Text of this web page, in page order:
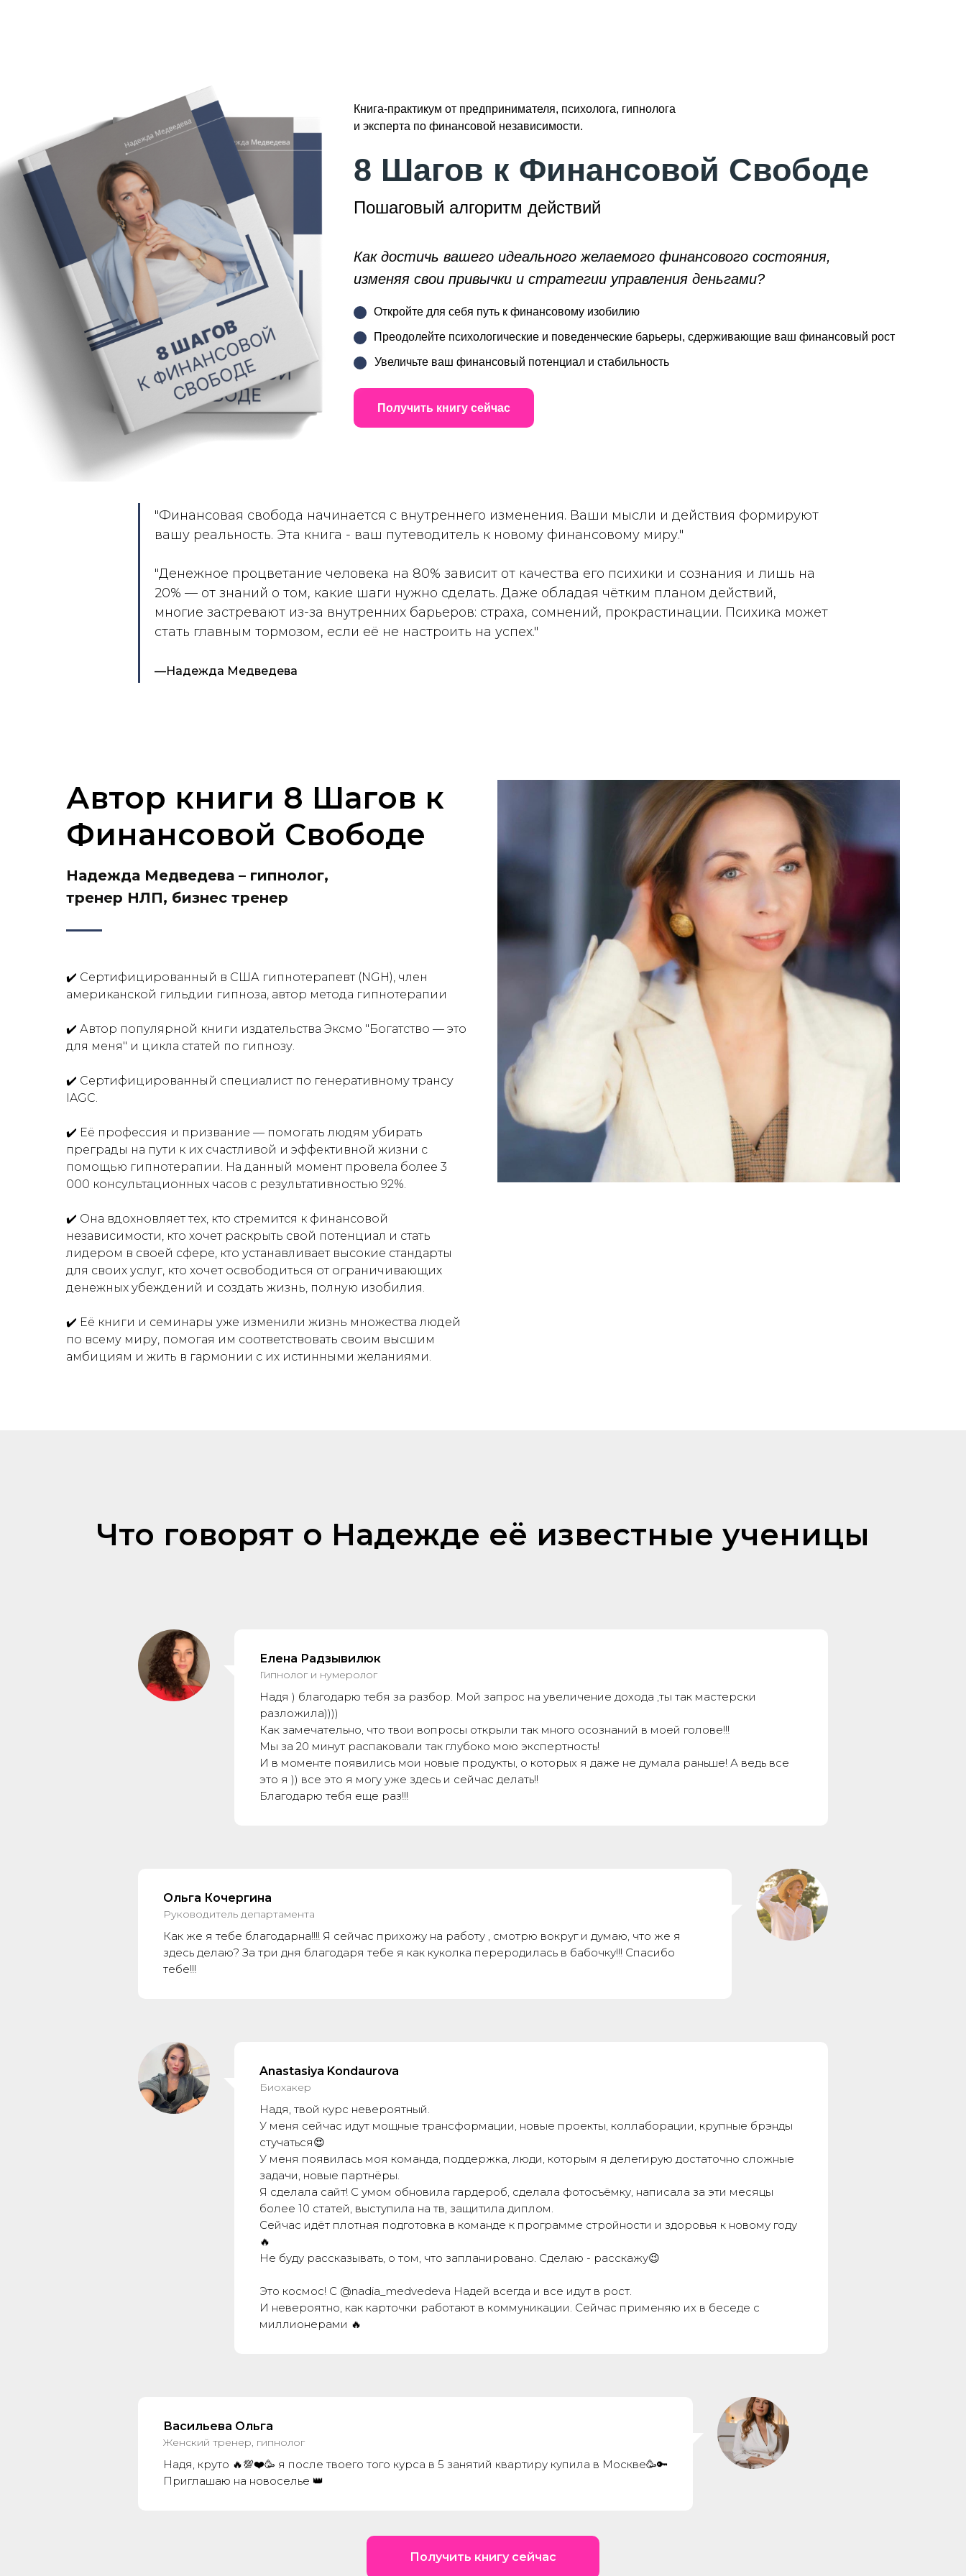
Книга-практикум от предпринимателя, психолога, гипнолога
и эксперта по финансовой независимости.
8 Шагов к Финансовой Свободе
Пошаговый алгоритм действий
Как достичь вашего идеального желаемого финансового состояния,
изменяя свои привычки и стратегии управления деньгами?
Увеличьте ваш финансовый потенциал и стабильность
Преодолейте психологические и поведенческие барьеры, сдерживающие ваш финансовый рост
Откройте для себя путь к финансовому изобилию
Получить книгу сейчас
"Финансовая свобода начинается с внутреннего изменения. Ваши мысли и действия формируют
вашу реальность. Эта книга - ваш путеводитель к новому финансовому миру."
"Денежное процветание человека на 80% зависит от качества его психики и сознания и лишь на
20% — от знаний о том, какие шаги нужно сделать. Даже обладая чётким планом действий,
многие застревают из-за внутренних барьеров: страха, сомнений, прокрастинации. Психика может
стать главным тормозом, если её не настроить на успех."
—Надежда Медведева
Автор книги 8 Шагов к
Финансовой Свободе
Надежда Медведева – гипнолог,
тренер НЛП, бизнес тренер
✔️ Сертифицированный в США гипнотерапевт (NGH), член
американской гильдии гипноза, автор метода гипнотерапии
✔️ Автор популярной книги издательства Эксмо "Богатство — это
для меня" и цикла статей по гипнозу.
✔️ Сертифицированный специалист по генеративному трансу
IAGC.
✔️ Её профессия и призвание — помогать людям убирать
преграды на пути к их счастливой и эффективной жизни с
помощью гипнотерапии. На данный момент провела более 3
000 консультационных часов с результативностью 92%.
✔️ Она вдохновляет тех, кто стремится к финансовой
независимости, кто хочет раскрыть свой потенциал и стать
лидером в своей сфере, кто устанавливает высокие стандарты
для своих услуг, кто хочет освободиться от ограничивающих
денежных убеждений и создать жизнь, полную изобилия.
✔️ Её книги и семинары уже изменили жизнь множества людей
по всему миру, помогая им соответствовать своим высшим
амбициям и жить в гармонии с их истинными желаниями.
Что говорят о Надежде её известные ученицы
Елена Радзывилюк
Гипнолог и нумеролог
Надя ) благодарю тебя за разбор. Мой запрос на увеличение дохода ,ты так мастерски
разложила))))
Как замечательно, что твои вопросы открыли так много осознаний в моей голове!!!
Мы за 20 минут распаковали так глубоко мою экспертность!
И в моменте появились мои новые продукты, о которых я даже не думала раньше! А ведь все
это я )) все это я могу уже здесь и сейчас делать!!
Благодарю тебя еще раз!!!
Ольга Кочергина
Руководитель департамента
Как же я тебе благодарна!!!! Я сейчас прихожу на работу , смотрю вокруг и думаю, что же я
здесь делаю? За три дня благодаря тебе я как куколка переродилась в бабочку!!! Спасибо
тебе!!!
Anastasiya Kondaurova
Биохакер
Надя, твой курс невероятный.
У меня сейчас идут мощные трансформации, новые проекты, коллаборации, крупные брэнды
стучаться😍
У меня появилась моя команда, поддержка, люди, которым я делегирую достаточно сложные
задачи, новые партнёры.
Я сделала сайт! С умом обновила гардероб, сделала фотосъёмку, написала за эти месяцы
более 10 статей, выступила на тв, защитила диплом.
Сейчас идёт плотная подготовка в команде к программе стройности и здоровья к новому году
🔥
Не буду рассказывать, о том, что запланировано. Сделаю - расскажу😉
Это космос! С @nadia_medvedeva Надей всегда и все идут в рост.
И невероятно, как карточки работают в коммуникации. Сейчас применяю их в беседе с
миллионерами 🔥
Васильева Ольга
Женский тренер, гипнолог
Надя, круто 🔥💯❤️🥳 я после твоего того курса в 5 занятий квартиру купила в Москве🥳🔑
Приглашаю на новоселье 👑
Получить книгу сейчас